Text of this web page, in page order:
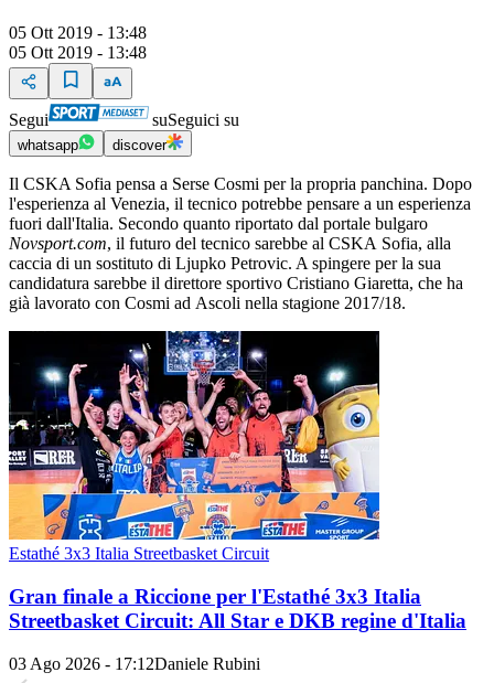
05 Ott 2019 - 13:48
05 Ott 2019 - 13:48
Segui suSeguici su
whatsapp discover
Il CSKA Sofia pensa a Serse Cosmi per la propria panchina. Dopo
l'esperienza al Venezia, il tecnico potrebbe pensare a un esperienza
fuori dall'Italia. Secondo quanto riportato dal portale bulgaro
Novsport.com, il futuro del tecnico sarebbe al CSKA Sofia, alla
caccia di un sostituto di Ljupko Petrovic. A spingere per la sua
candidatura sarebbe il direttore sportivo Cristiano Giaretta, che ha
già lavorato con Cosmi ad Ascoli nella stagione 2017/18.
Estathé 3x3 Italia Streetbasket Circuit
Gran finale a Riccione per l'Estathé 3x3 Italia
Streetbasket Circuit: All Star e DKB regine d'Italia
03 Ago 2026 - 17:12Daniele Rubini